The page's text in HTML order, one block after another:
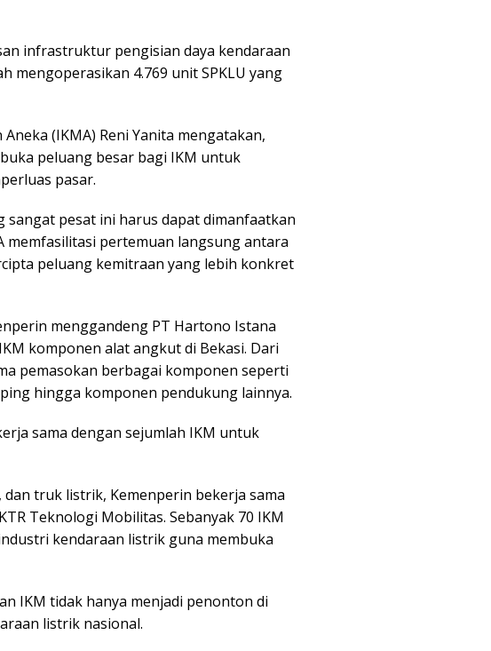
infrastruktur pengisian daya kendaraan
mengoperasikan 4.769 unit SPKLU yang
(IKMA) Reni Yanita mengatakan,
peluang besar bagi IKM untuk
pasar.
pesat ini harus dapat dimanfaatkan
memfasilitasi pertemuan langsung antara
peluang kemitraan yang lebih konkret
menggandeng PT Hartono Istana
komponen alat angkut di Bekasi. Dari
pemasokan berbagai komponen seperti
hingga komponen pendukung lainnya.
sama dengan sejumlah IKM untuk
truk listrik, Kemenperin bekerja sama
Teknologi Mobilitas. Sebanyak 70 IKM
kendaraan listrik guna membuka
IKM tidak hanya menjadi penonton di
listrik nasional.